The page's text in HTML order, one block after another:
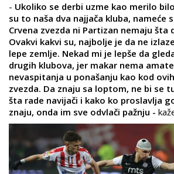
- Ukoliko se derbi uzme kao merilo
su to naša dva najjača kluba, nameće
Crvena zvezda ni Partizan nemaju šta
Ovakvi kakvi su, najbolje je da ne
lepe zemlje. Nekad mi je lepše da
drugih klubova, jer makar nema
nevaspitanja u ponašanju kao kod
zvezda. Da znaju sa loptom, ne bi se
šta rade navijači i kako ko proslavlja
znaju, onda im sve odvlači pažnju -